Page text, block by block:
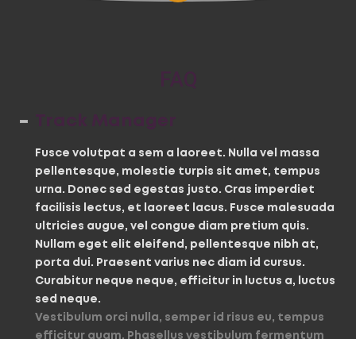
Fusce volutpat a sem a laoreet. Nulla vel massa
pellentesque, molestie turpis sit amet, tempus
urna. Donec sed egestas justo. Cras imperdiet
facilisis lectus, et laoreet lacus. Fusce malesuada
ultricies augue, vel congue diam pretium quis.
Nullam eget elit eleifend, pellentesque nibh at,
porta dui. Praesent varius nec diam id cursus.
Curabitur neque neque, efficitur in luctus a, luctus
sed neque.
Vestibulum orci nulla, semper id risus eu, tempus
efficitur quam. Phasellus vestibulum fermentum